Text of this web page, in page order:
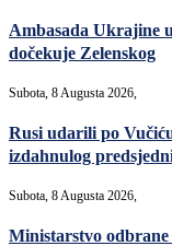
Ambasada Ukrajine
dočekuje Zelenskog
Subota, 8 Augusta 2026,
Rusi udarili po
izdahnulog
Subota, 8 Augusta 2026,
Ministarstvo